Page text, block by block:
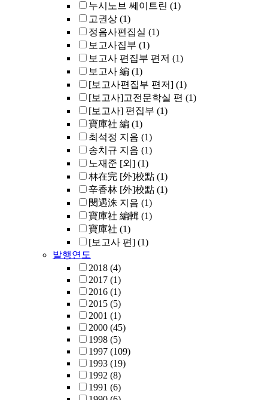
누시노브 쎄이트린 (1)
고권상 (1)
정음사편집실 (1)
보고사집부 (1)
보고사 편집부 편저 (1)
보고사 編 (1)
[보고사편집부 편저] (1)
[보고사]고전문학실 편 (1)
[보고사] 편집부 (1)
寶庫社 編 (1)
최석정 지음 (1)
송치규 지음 (1)
노재준 [외] (1)
林在完 [外]校點 (1)
辛香林 [外]校點 (1)
閔遇洙 지음 (1)
寶庫社 編輯 (1)
寶庫社 (1)
[보고사 편] (1)
발행연도
2018 (4)
2017 (1)
2016 (1)
2015 (5)
2001 (1)
2000 (45)
1998 (5)
1997 (109)
1993 (19)
1992 (8)
1991 (6)